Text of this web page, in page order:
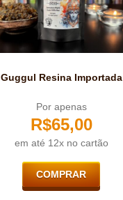
Guggul Resina Importada
Por apenas
R$65,00
em até 12x no cartão
COMPRAR